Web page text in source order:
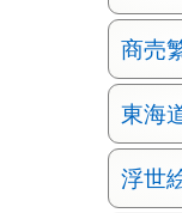
商売
東海
浮世